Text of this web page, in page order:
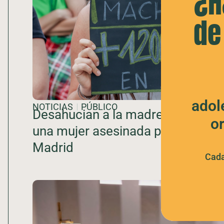
NOTICIAS PÚBLICO
Desahucian a la madre y a las
una mujer asesinada por
Madrid